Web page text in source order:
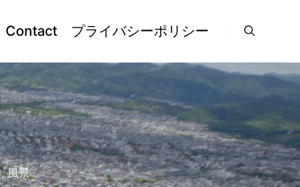
Contact プライバシーポリシー
,風景